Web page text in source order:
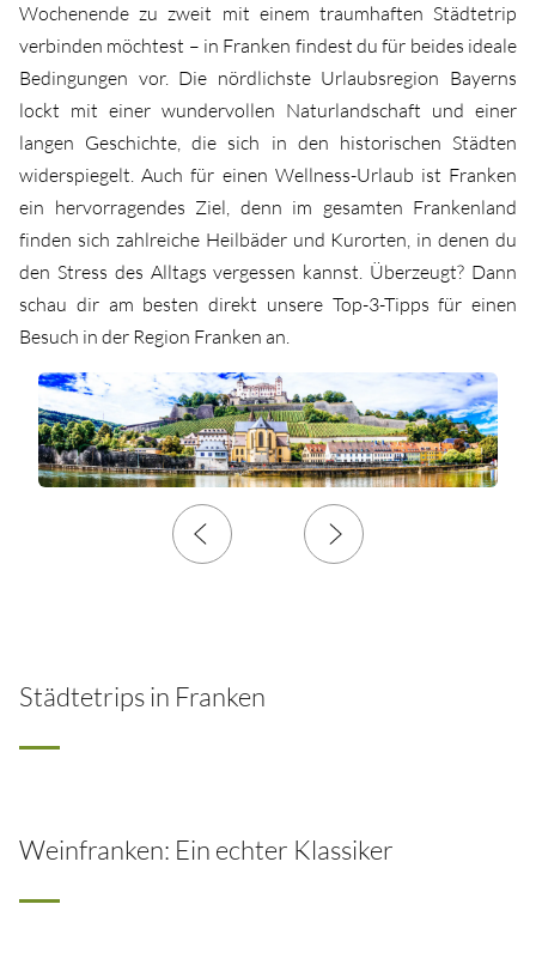
Wochenende zu zweit mit einem traumhaften Städtetrip
verbinden möchtest – in Franken findest du für beides ideale
Bedingungen vor. Die nördlichste Urlaubsregion Bayerns
lockt mit einer wundervollen Naturlandschaft und einer
langen Geschichte, die sich in den historischen Städten
widerspiegelt. Auch für einen Wellness-Urlaub ist Franken
ein hervorragendes Ziel, denn im gesamten Frankenland
finden sich zahlreiche Heilbäder und Kurorten, in denen du
den Stress des Alltags vergessen kannst. Überzeugt? Dann
schau dir am besten direkt unsere Top-3-Tipps für einen
Besuch in der Region Franken an.
Städtetrips in Franken
Weinfranken: Ein echter Klassiker